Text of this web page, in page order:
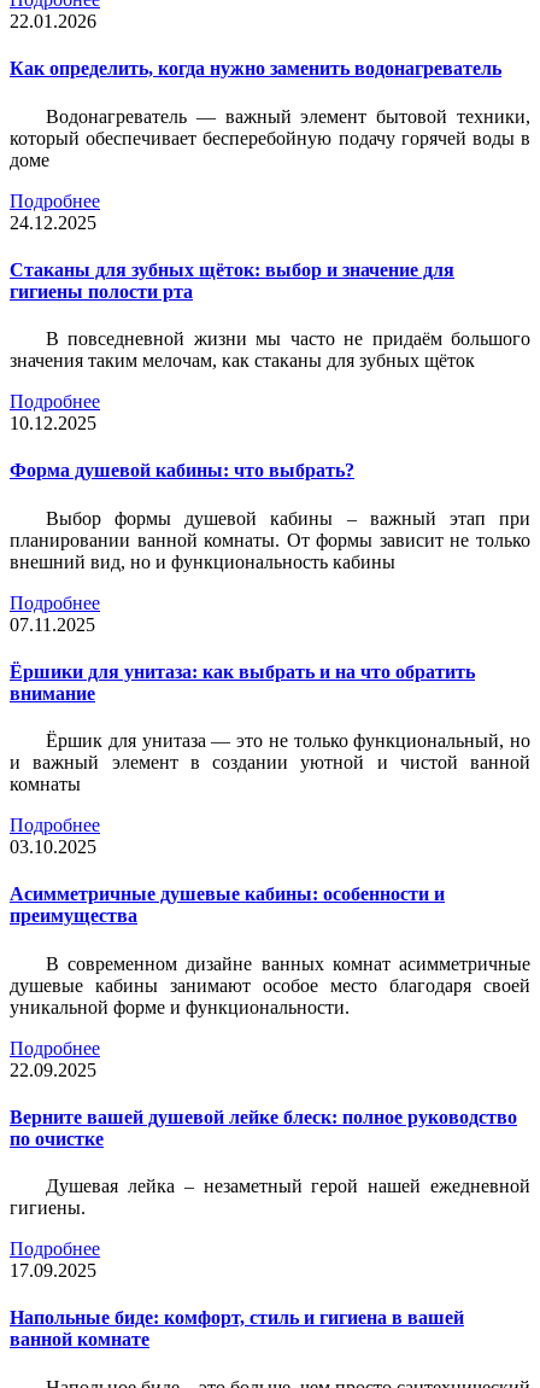
22.01.2026
Как определить, когда нужно заменить водонагреватель
Водонагреватель — важный элемент бытовой техники,
который обеспечивает бесперебойную подачу горячей воды в
доме
Подробнее
24.12.2025
Стаканы для зубных щёток: выбор и значение для
гигиены полости рта
В повседневной жизни мы часто не придаём большого
значения таким мелочам, как стаканы для зубных щёток
Подробнее
10.12.2025
Форма душевой кабины: что выбрать?
Выбор формы душевой кабины – важный этап при
планировании ванной комнаты. От формы зависит не только
внешний вид, но и функциональность кабины
Подробнее
07.11.2025
Ёршики для унитаза: как выбрать и на что обратить
внимание
Ёршик для унитаза — это не только функциональный, но
и важный элемент в создании уютной и чистой ванной
комнаты
Подробнее
03.10.2025
Асимметричные душевые кабины: особенности и
преимущества
В современном дизайне ванных комнат асимметричные
душевые кабины занимают особое место благодаря своей
уникальной форме и функциональности.
Подробнее
22.09.2025
Верните вашей душевой лейке блеск: полное руководство
по очистке
Душевая лейка – незаметный герой нашей ежедневной
гигиены.
Подробнее
17.09.2025
Напольные биде: комфорт, стиль и гигиена в вашей
ванной комнате